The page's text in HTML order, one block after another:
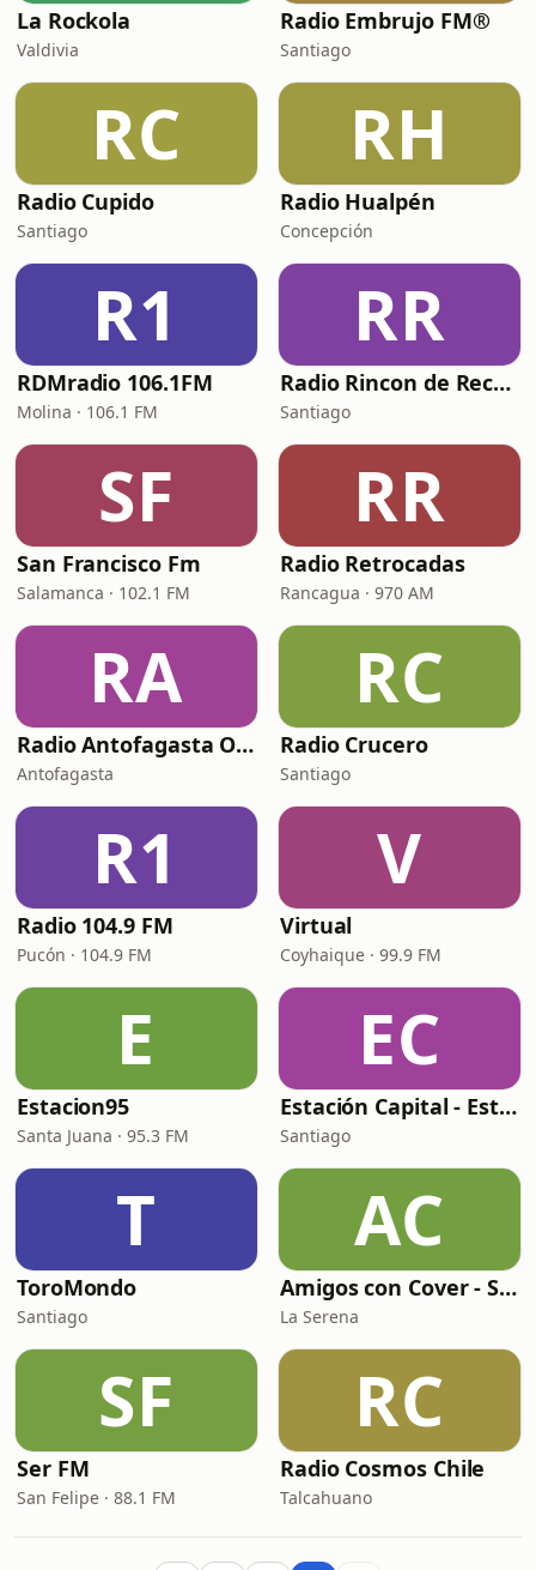
La Rockola
Valdivia
Radio Embrujo FM®
Santiago
RC
Radio Cupido
Santiago
RH
Radio Hualpén
Concepción
R1
RDMradio 106.1FM
Molina · 106.1 FM
RR
Radio Rincon de Recuerdos
Santiago
SF
San Francisco Fm
Salamanca · 102.1 FM
RR
Radio Retrocadas
Rancagua · 970 AM
RA
Radio Antofagasta Online Retro
Antofagasta
RC
Radio Crucero
Santiago
R1
Radio 104.9 FM
Pucón · 104.9 FM
V
Virtual
Coyhaique · 99.9 FM
E
Estacion95
Santa Juana · 95.3 FM
EC
Estación Capital - Estación 90s
Santiago
T
ToroMondo
Santiago
AC
Amigos con Cover - Señal Fiesta
La Serena
SF
Ser FM
San Felipe · 88.1 FM
RC
Radio Cosmos Chile
Talcahuano